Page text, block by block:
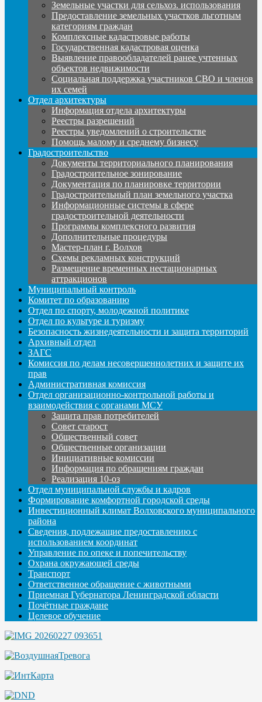
Земельные участки для сельхоз. использования
Предоставление земельных участков льготным
категориям граждан
Комплексные кадастровые работы
Государственная кадастровая оценка
Выявление правообладателей ранее учтенных
объектов недвижимости
Социальная поддержка участников СВО и членов
их семей
Отдел архитектуры
Информация отдела архитектуры
Реестры разрешений
Реестры уведомлений о строительстве
Помощь малому и среднему бизнесу
Градостроительство
Документы территориального планирования
Градостроительное зонирование
Документация по планировке территории
Градостроительный план земельного участка
Информационные системы в сфере
градостроительной деятельности
Программы комплексного развития
Дополнительные процедуры
Мастер-план г. Волхов
Схемы рекламных конструкций
Размещение временных нестационарных
аттракционов
Муниципальный контроль
Комитет по образованию
Отдел по спорту, молодежной политике
Отдел по культуре и туризму
Безопасность жизнедеятельности и защита территорий
Архивный отдел
ЗАГС
Комиссия по делам несовершеннолетних и защите их
прав
Административная комиссия
Отдел организационно-контрольной работы и
взаимодействия с органами МСУ
Защита прав потребителей
Совет старост
Общественный совет
Общественные организации
Инициативные комиссии
Информация по обращениям граждан
Реализация 10-оз
Отдел муниципальной службы и кадров
Формирование комфортной городской среды
Инвестиционный климат Волховского муниципального
района
Сведения, подлежащие предоставлению с
использованием координат
Управление по опеке и попечительству
Охрана окружающей среды
Транспорт
Ответственное обращение с животными
Приемная Губернатора Ленинградской области
Почётные граждане
Целевое обучение